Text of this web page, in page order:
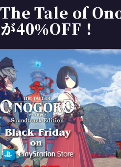
Tale of
％OFF！